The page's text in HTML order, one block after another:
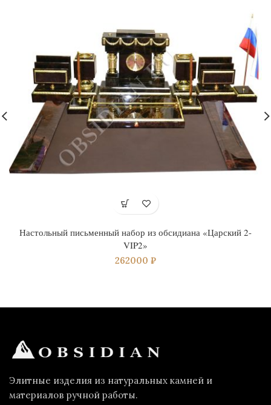
Настольный письменный набор из обсидиана «Царский 2-
VIP2»
262000 ₽
Элитные изделия из натуральных камней и
материалов ручной работы.